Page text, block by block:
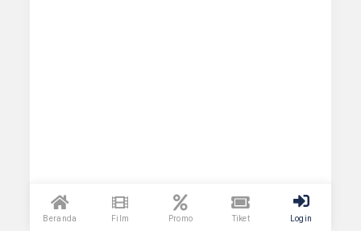
Beranda Film Promo Tiket Login